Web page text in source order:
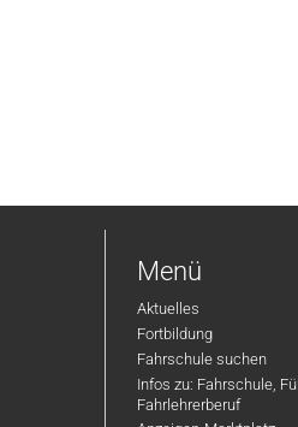
Menü
Aktuelles
Fortbildung
Fahrschule suchen
Infos zu: Fahrschule,
Fahrlehrerberuf